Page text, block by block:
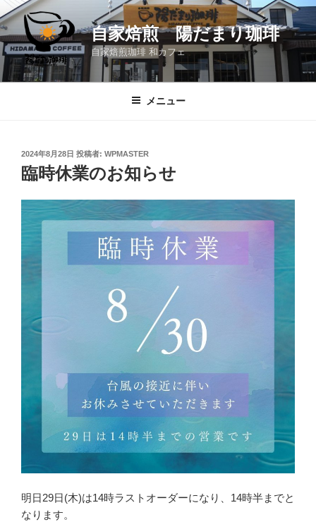
ン
テ
ン
ツ
自家焙煎 陽だまり珈琲
自家焙煎珈琲 和カフェ
メニュー
投
稿
日:
2024年8月28日 投稿者: WPMASTER
臨時休業のお知らせ
明日29日(木)は14時ラストオーダーになり、14時半までと
なります。